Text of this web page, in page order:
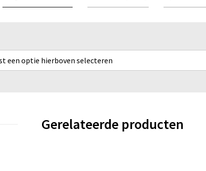
een optie hierboven selecteren
Gerelateerde producten